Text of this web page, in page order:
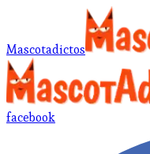
Mascotadictos
facebook